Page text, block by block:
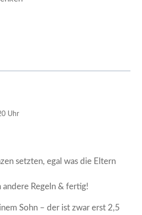
Uhr
setzten, egal was die Eltern
andere Regeln & fertig!
Sohn – der ist zwar erst 2,5